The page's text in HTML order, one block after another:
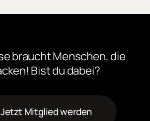
brauchtMenschen,die
Bistdudabei?
Jetzt Mitglied werden